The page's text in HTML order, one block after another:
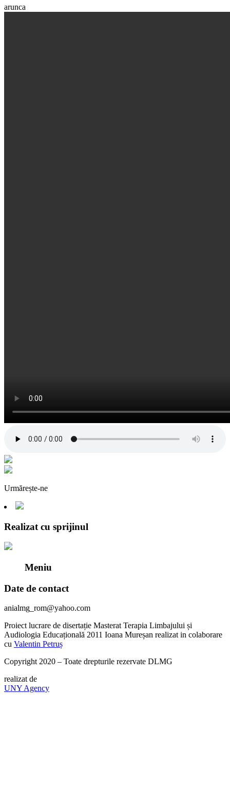
arunca
Urmărește-ne
Realizat cu sprijinul
Meniu
Date de contact
anialmg_rom@yahoo.com
Proiect lucrare de disertație Masterat Terapia Limbajului și
Audiologia Educațională 2011 Ioana Mureșan realizat in colaborare
cu Valentin Petruș
Copyright 2020 – Toate drepturile rezervate DLMG
realizat de
UNY Agency